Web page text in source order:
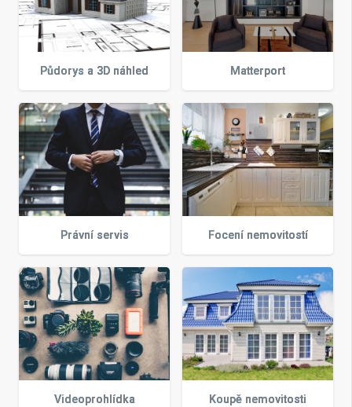
Půdorys a 3D náhled Matterport
Právní servis Focení nemovitostí
Videoprohlídka Koupě nemovitosti